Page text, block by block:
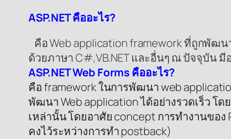
ASP.NET คืออะไร?
คือ Web application framework ที่ถูกพั
ด้วยภาษา C#,VB.NET และอื่นๆ ณ ปัจจุบัน มี
ASP.NET Web Forms คืออะไร?
คือ framework ในการพัฒนา web
พัฒนา Web application ได้อย่างรวดเร็ว โ
เหล่านั้น โดยอาศัย concept การทำงานขอ
คงไว้ระหว่างการทำ postback)